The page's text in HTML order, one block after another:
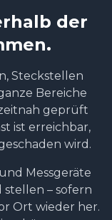
der
Steckstellen
Bereiche
geprüft
ist erreichbar,
wird.
Messgeräte
stellen – sofern
Ort wieder her.